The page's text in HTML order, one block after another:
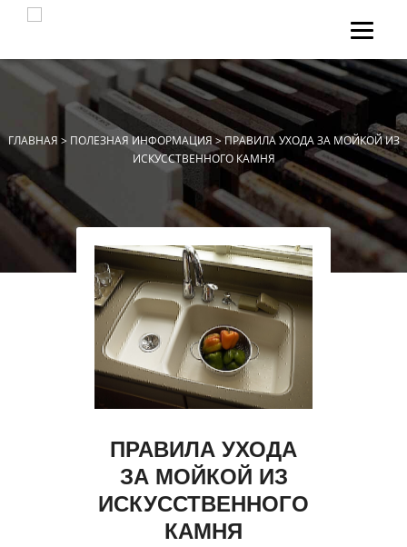
НА ГЛАВНУЮ
О НАС
МЫ ДЕЛАЕМ
КАТАЛОГ КАМНЯ
О КАМНЕ
КОНТАКТЫ
ЗАДАТЬ ВОПРОС
ГЛАВНАЯ > ПОЛЕЗНАЯ ИНФОРМАЦИЯ> ПРАВИЛА УХОДА ЗА МОЙКОЙ ИЗ
ИСКУССТВЕННОГО КАМНЯ
ПРАВИЛА УХОДА
ЗА МОЙКОЙ ИЗ
ИСКУССТВЕННОГО
КАМНЯ